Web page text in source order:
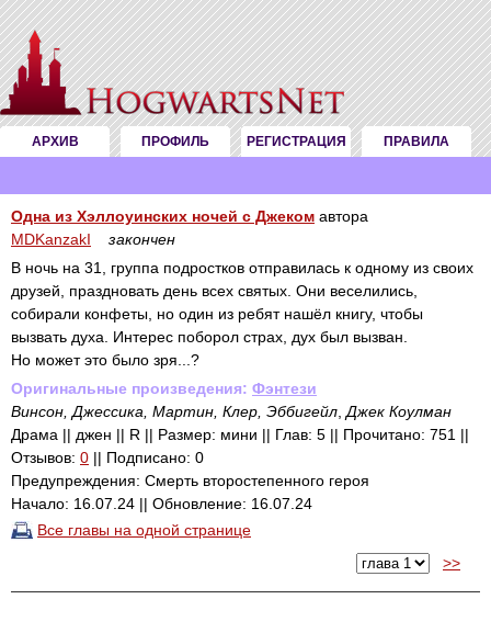
АРХИВ ПРОФИЛЬ РЕГИСТРАЦИЯ ПРАВИЛА
Одна из Хэллоуинских ночей с Джеком автора
MDKanzakI
закончен
В ночь на 31, группа подростков отправилась к одному из своих
друзей, праздновать день всех святых. Они веселились,
собирали конфеты, но один из ребят нашёл книгу, чтобы
вызвать духа. Интерес поборол страх, дух был вызван.
Но может это было зря...?
Оригинальные произведения: Фэнтези
Винсон, Джессика, Мартин, Клер, Эббигейл Джек Коулман
Драма || джен || R || Размер: мини || Глав: 5 || Прочитано: 751 ||
Отзывов: 0 || Подписано: 0
Предупреждения: Смерть второстепенного героя
Начало: 16.07.24 || Обновление: 16.07.24
Все главы на одной странице
>>